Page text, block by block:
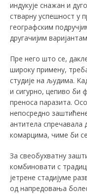
индукује снажан и
стварну успешност у
географским
другачијим
Пре него што се,
широку примену,
студије на људима.
и сигурно, цепиво би
преноса паразита.
непосредно
антитела спречавала
комарцима, чиме би
За свеобухватну
комбиновати с
јетрене стадијуме
од напредовања